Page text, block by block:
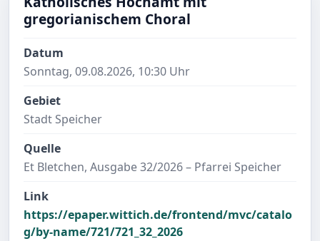
gregorianischem Choral
Datum
Sonntag, 09.08.2026, 10:30 Uhr
Gebiet
Stadt Speicher
Quelle
Et Bletchen, Ausgabe 32/2026 – Pfarrei Speicher
Link
https://epaper.wittich.de/frontend/mvc/catalo
g/by-name/721/721_32_2026